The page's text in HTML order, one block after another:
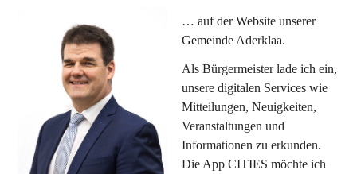
… auf der Website unserer
Gemeinde Aderklaa.
Als Bürgermeister lade ich ein,
unsere digitalen Services wie
Mitteilungen, Neuigkeiten,
Veranstaltungen und
Informationen zu erkunden.
Die App CITIES möchte ich